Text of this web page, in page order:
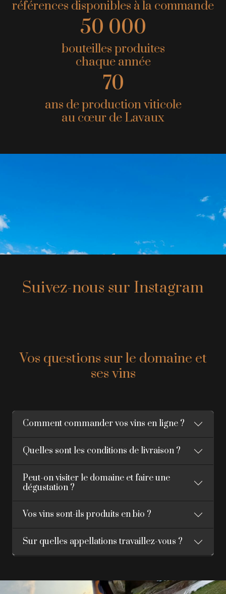
références disponibles à la commande
50 000
bouteilles produites
chaque année
70
ans de production viticole
au cœur de Lavaux
Suivez-nous sur Instagram
Vos questions sur le domaine et
ses vins
Comment commander vos vins en ligne ?
Quelles sont les conditions de livraison ?
Peut-on visiter le domaine et faire une
dégustation ?
Vos vins sont-ils produits en bio ?
Sur quelles appellations travaillez-vous ?